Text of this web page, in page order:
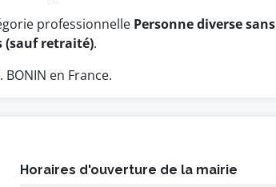
professionnelle Personne diverse sans
(sauf retraité).
en France.
Horaires d'ouverture de la mairie